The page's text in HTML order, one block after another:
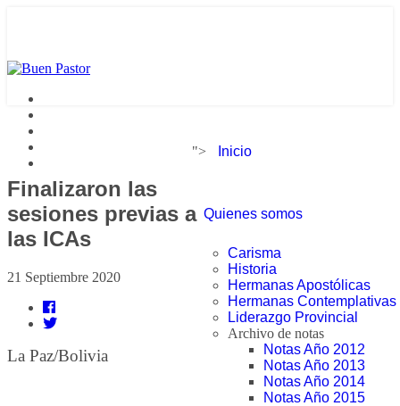
"> Inicio
Quienes somos
Carisma
Historia
Hermanas Apostólicas
Hermanas Contemplativas
Liderazgo Provincial
Archivo de notas
Notas Año 2012
Notas Año 2013
Notas Año 2014
Notas Año 2015
Finalizaron las
sesiones previas a
las ICAs
21 Septiembre 2020
La Paz/Bolivia